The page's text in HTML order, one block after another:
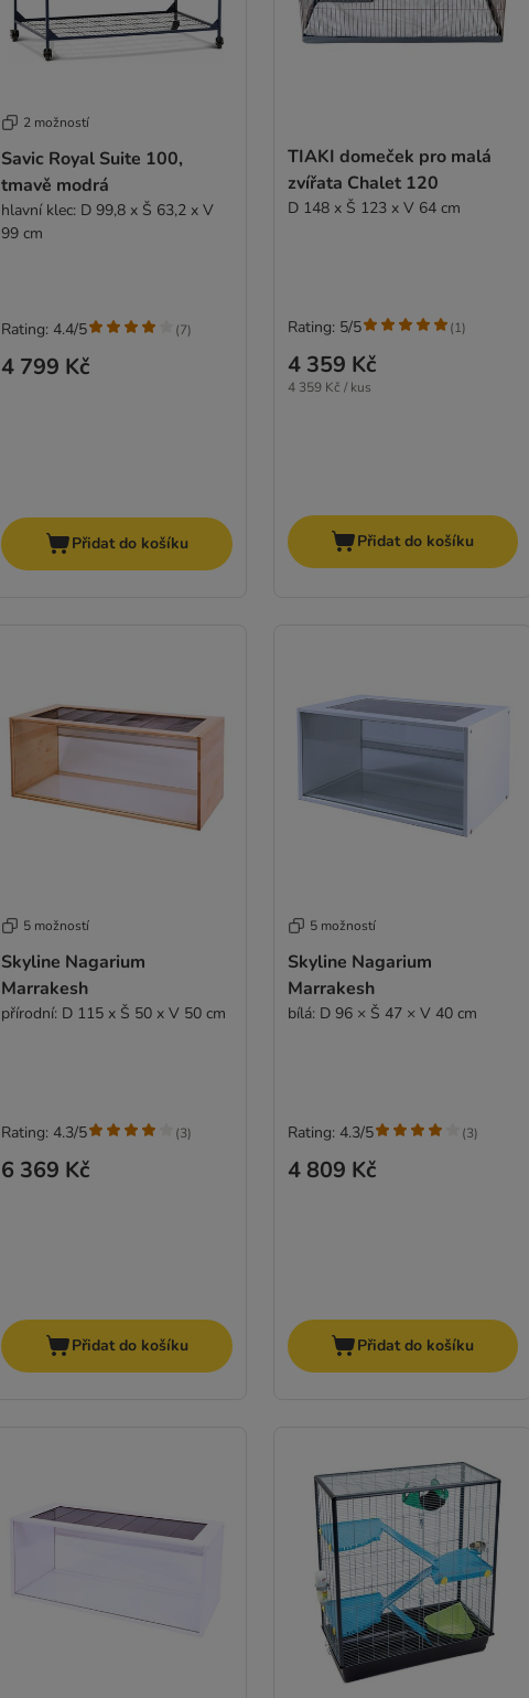
2 možností
Savic Royal Suite 100,
tmavě modrá
hlavní klec: D 99,8 x Š 63,2 x V
99 cm
4 799 Kč
Rating: 4.4/5 (7)
Přidat do košíku
TIAKI domeček pro malá
zvířata Chalet 120
D 148 x Š 123 x V 64 cm
4 359 Kč
4 359 Kč / kus
Rating: 5/5 (1)
Přidat do košíku
5 možností
Skyline Nagarium
Marrakesh
přírodní: D 115 x Š 50 x V 50 cm
6 369 Kč
Rating: 4.3/5 (3)
Přidat do košíku
5 možností
Skyline Nagarium
Marrakesh
bílá: D 96 × Š 47 × V 40 cm
4 809 Kč
Rating: 4.3/5 (3)
Přidat do košíku